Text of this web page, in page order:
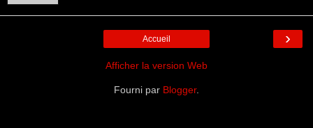
›
Accueil
Afficher la version Web
Fourni par Blogger.